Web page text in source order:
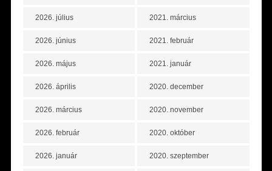
2026. július
2026. június
2026. május
2026. április
2026. március
2026. február
2026. január
2021. március
2021. február
2021. január
2020. december
2020. november
2020. október
2020. szeptember